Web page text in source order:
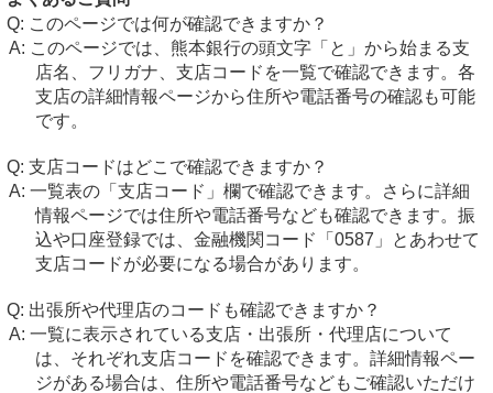
このページでは何が確認できますか？
このページでは、熊本銀行の頭文字「と」から始まる支
店名、フリガナ、支店コードを一覧で確認できます。各
支店の詳細情報ページから住所や電話番号の確認も可能
です。
支店コードはどこで確認できますか？
一覧表の「支店コード」欄で確認できます。さらに詳細
情報ページでは住所や電話番号なども確認できます。振
込や口座登録では、金融機関コード「0587」とあわせて
支店コードが必要になる場合があります。
出張所や代理店のコードも確認できますか？
一覧に表示されている支店・出張所・代理店について
は、それぞれ支店コードを確認できます。詳細情報ペー
ジがある場合は、住所や電話番号などもご確認いただけ